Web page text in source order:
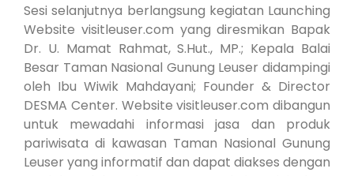
Sesi selanjutnya berlangsung kegiatan Launching
Website visitleuser.com yang diresmikan Bapak
Dr. U. Mamat Rahmat, S.Hut., MP.; Kepala Balai
Besar Taman Nasional Gunung Leuser didampingi
oleh Ibu Wiwik Mahdayani; Founder & Director
DESMA Center. Website visitleuser.com dibangun
untuk mewadahi informasi jasa dan produk
pariwisata di kawasan Taman Nasional Gunung
Leuser yang informatif dan dapat diakses dengan